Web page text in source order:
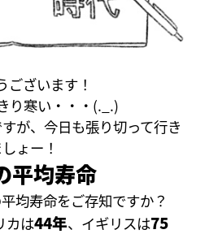
ございます！
り寒い・・・(._.)
が、今日も張り切って行き
ょー！
平均寿命
均寿命をご存知ですか？
カは44年、イギリスは75